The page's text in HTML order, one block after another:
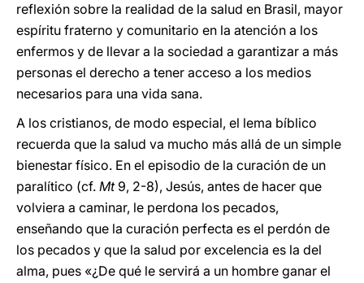
reflexión sobre la realidad de la salud en Brasil, mayor
espíritu fraterno y comunitario en la atención a los
enfermos y de llevar a la sociedad a garantizar a más
personas el derecho a tener acceso a los medios
necesarios para una vida sana.
A los cristianos, de modo especial, el lema bíblico
recuerda que la salud va mucho más allá de un simple
bienestar físico. En el episodio de la curación de un
paralítico (cf. Mt 9, 2-8), Jesús, antes de hacer que
volviera a caminar, le perdona los pecados,
enseñando que la curación perfecta es el perdón de
los pecados y que la salud por excelencia es la del
alma, pues «¿De qué le servirá a un hombre ganar el